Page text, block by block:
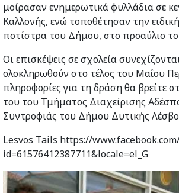
μοίρασαν ενημερωτικά φυλλάδια σε
Καλλονής, ενώ τοποθέτησαν την
ποτίστρα του Δήμου, στο προαύλιο
Οι επισκέψεις σε σχολεία
ολοκληρωθούν στο τέλος του Μαΐου
πληροφορίες για τη δράση θα βρείτε
του του Τμήματος Διαχείρισης
Συντροφιάς του Δήμου Δυτικής
Lesvos Tails https://
id=61576412387711&locale=el_G